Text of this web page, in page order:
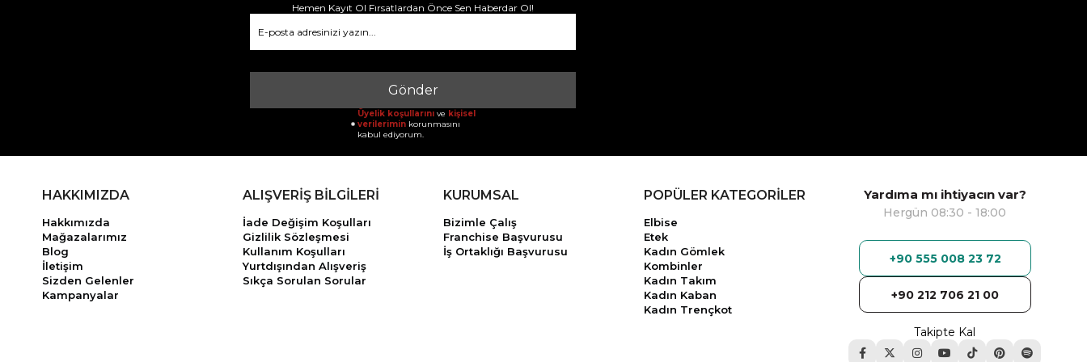
Hemen Kayıt Ol Fırsatlardan Önce Sen Haberdar Ol!
Gönder
Üyelik koşullarını ve kişisel
verilerimin korunmasını
kabul ediyorum.
HAKKIMIZDA
Hakkımızda
Mağazalarımız
Blog
İletişim
Sizden Gelenler
Kampanyalar
ALIŞVERİŞ BİLGİLERİ
İade Değişim Koşulları
Gizlilik Sözleşmesi
Kullanım Koşulları
Yurtdışından Alışveriş
Sıkça Sorulan Sorular
KURUMSAL
Bizimle Çalış
Franchise Başvurusu
İş Ortaklığı Başvurusu
POPÜLER KATEGORİLER
Elbise
Etek
Kadın Gömlek
Kombinler
Kadın Takım
Kadın Kaban
Kadın Trençkot
Yardıma mı ihtiyacın var?
Hergün 08:30 - 18:00
+90 555 008 23 72
+90 212 706 21 00
Takipte Kal